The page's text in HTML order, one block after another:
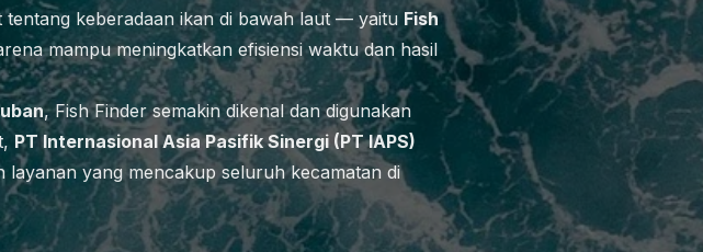
keberadaan ikan di bawah laut — yaitu Fish
mampu meningkatkan efisiensi waktu dan hasil
, Fish Finder semakin dikenal dan digunakan
PT Internasional Asia Pasifik Sinergi (PT IAPS)
layanan yang mencakup seluruh kecamatan di